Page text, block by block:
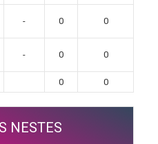
- 0 0
- 0 0
0 0
NESTES